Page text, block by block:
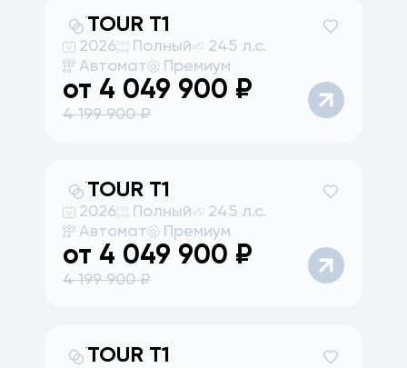
JETOUR T1
2026 Полный
245 л.с.
Автомат
Премиум
от 4 049 900 ₽
4 199 900₽
JETOUR T1
2026 Полный
245 л.с.
Автомат
Премиум
от 4 049 900 ₽
4 199 900₽
JETOUR T1